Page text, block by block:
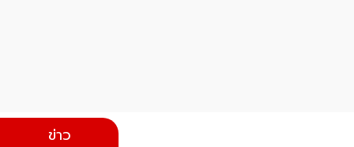
ข่าว